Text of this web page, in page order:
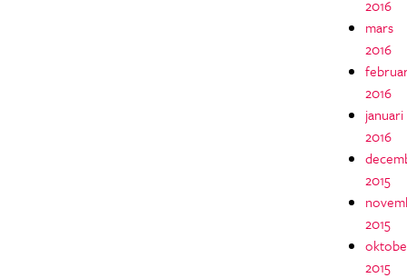
2016
mars
2016
2016
januari
2016
2015
2015
2015